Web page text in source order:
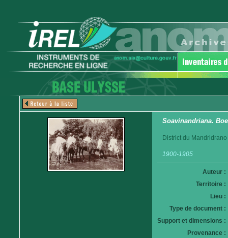
Soavinandriana.
District du Mandridrano
1900-1905
Auteur :
Territoire :
Lieu :
Type de document :
Support et dimensions :
Provenance :